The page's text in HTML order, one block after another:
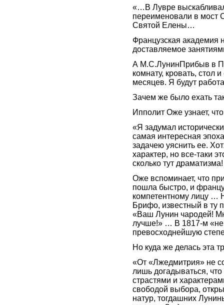
«…В Лувре
переименовали в мост
Святой Елены…
Французская академия
доставляемое
А М.С.ЛунинПрибыв в
комнату, кровать, стол
месяцев. Я будут
Зачем же было ехать
Ипполит Оже узнает,
«Я задумал
самая интересная
задачею уяснить ее.
характер, но все-таки
сколько тут
Оже вспоминает, что
пошла быстро, и
компетентному лицу …
Брифо, известный в ту
«Ваш Лунин чародей!
лучше!» … В 1817-м
превосходнейшую
Но куда же делась эта
«От «Лжедмитрия» не
лишь догадываться,
страстями и
свободой выбора,
натур, тогдашних